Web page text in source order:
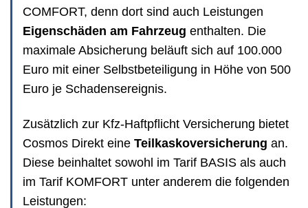
COMFORT, denn dort sind auch Leistungen
Eigenschäden am Fahrzeug enthalten. Die
maximale Absicherung beläuft sich auf 100.000
Euro mit einer Selbstbeteiligung in Höhe von 500
Euro je Schadensereignis.
Zusätzlich zur Kfz-Haftpflicht Versicherung bietet
Cosmos Direkt eine Teilkaskoversicherung an.
Diese beinhaltet sowohl im Tarif BASIS als auch
im Tarif KOMFORT unter anderem die folgenden
Leistungen: